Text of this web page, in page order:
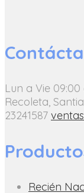
Lun a Vie 09:00
Recoleta,
23241587
Recién